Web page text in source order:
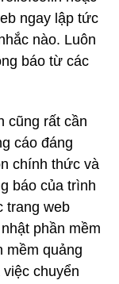
ngay lập tức
nào. Luôn
báo từ các
cũng rất cần
cáo đáng
chính thức và
báo của trình
trang web
phần mềm
mềm quảng
chuyển